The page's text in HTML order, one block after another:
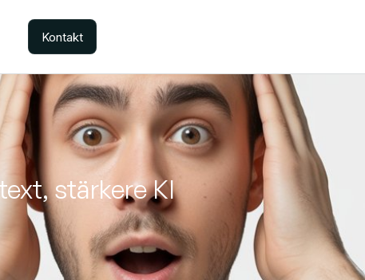
Kontakt
stärkere KI